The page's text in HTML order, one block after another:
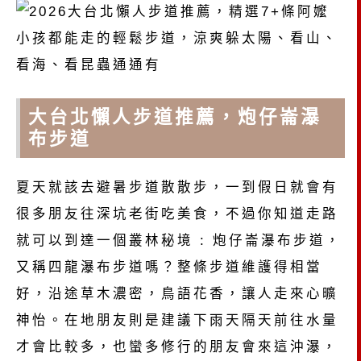
大台北懶人步道推薦，炮仔崙瀑
布步道
夏天就該去避暑步道散散步，一到假日就會有
很多朋友往深坑老街吃美食，不過你知道走路
就可以到達一個叢林秘境 : 炮仔崙瀑布步道，
又稱四龍瀑布步道嗎？整條步道維護得相當
好，沿途草木濃密，鳥語花香，讓人走來心曠
神怡。在地朋友則是建議下雨天隔天前往水量
才會比較多，也蠻多修行的朋友會來這沖瀑，